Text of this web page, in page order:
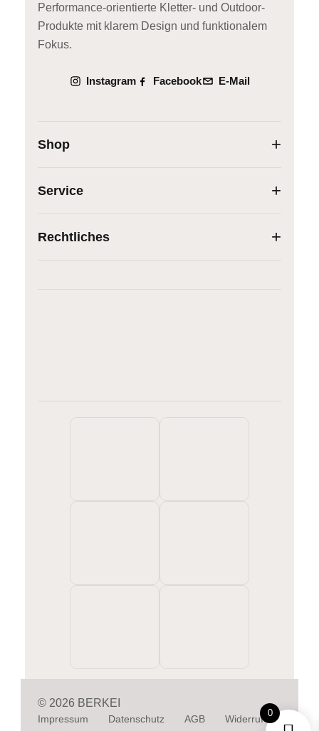
Performance-orientierte Kletter- und Outdoor-
Produkte mit klarem Design und funktionalem
Fokus.
Instagram Facebook E-Mail
Shop
Service
Rechtliches
© 2026 BERKEI
Impressum Datenschutz AGB Widerruf
0